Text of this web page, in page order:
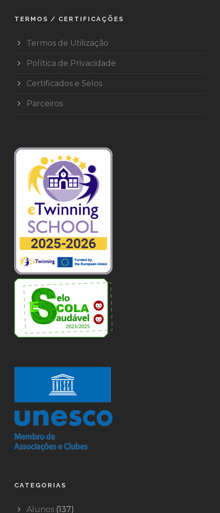
TERMOS / CERTIFICAÇÕES
Termos de Utilização
Política de Privacidade
Certificados e Selos
Parceiros
CATEGORIAS
Alunos (137)